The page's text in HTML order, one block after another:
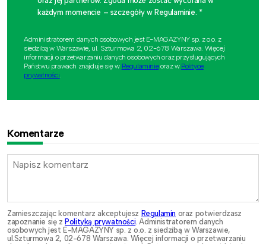
każdym momencie – szczegóły w Regulaminie. *
Administratorem danych osobowych jest E-MAGAZYNY sp. z o.o. z
siedzibą w Warszawie, ul. Szturmowa 2, 02-678 Warszawa. Więcej
informacji o przetwarzaniu danych osobowych oraz przysługujących
Państwu prawach znajduje się w Regulaminieoraz w Polityce
prywatności.
Komentarze
Zamieszczając komentarz akceptujesz Regulamin oraz potwierdzasz
zapoznanie się zPolityką prywatności . Administratorem danych
osobowych jest E-MAGAZYNY sp. z o.o. z siedzibą w Warszawie,
ul.Szturmowa 2, 02-678 Warszawa. Więcej informacji o przetwarzaniu